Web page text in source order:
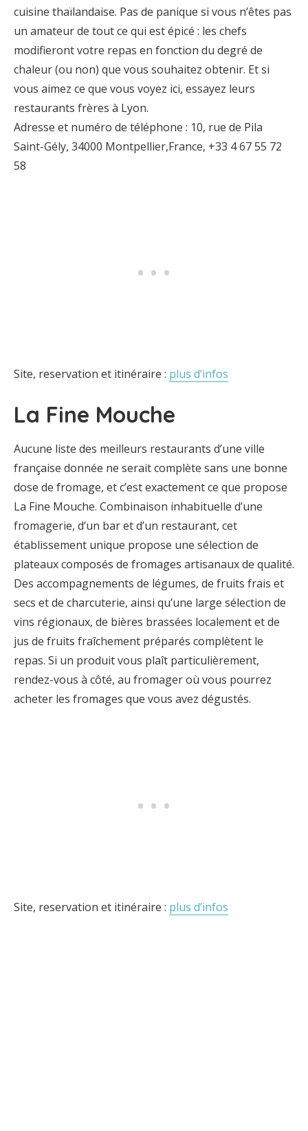
cuisine thaïlandaise. Pas de panique si vous n’êtes pas
un amateur de tout ce qui est épicé : les chefs
modifieront votre repas en fonction du degré de
chaleur (ou non) que vous souhaitez obtenir. Et si
vous aimez ce que vous voyez ici, essayez leurs
restaurants frères à Lyon.
Adresse et numéro de téléphone : 10, rue de Pila
Saint-Gély, 34000 Montpellier,France, +33 4 67 55 72
58
Site, reservation et itinéraire : plus d’infos
La Fine Mouche
Aucune liste des meilleurs restaurants d’une ville
française donnée ne serait complète sans une bonne
dose de fromage, et c’est exactement ce que propose
La Fine Mouche. Combinaison inhabituelle d’une
fromagerie, d’un bar et d’un restaurant, cet
établissement unique propose une sélection de
plateaux composés de fromages artisanaux de qualité.
Des accompagnements de légumes, de fruits frais et
secs et de charcuterie, ainsi qu’une large sélection de
vins régionaux, de bières brassées localement et de
jus de fruits fraîchement préparés complètent le
repas. Si un produit vous plaît particulièrement,
rendez-vous à côté, au fromager où vous pourrez
acheter les fromages que vous avez dégustés.
Site, reservation et itinéraire : plus d’infos